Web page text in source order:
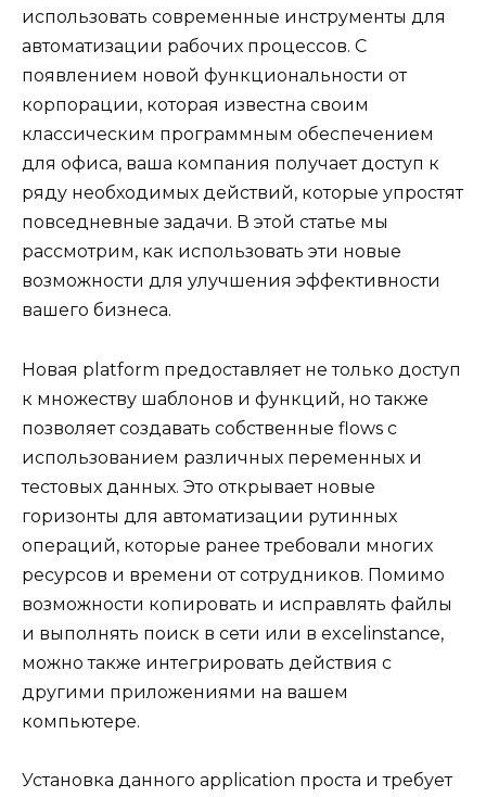
использовать современные инструменты для
автоматизации рабочих процессов. С
появлением новой функциональности от
корпорации, которая известна своим
классическим программным обеспечением
для офиса, ваша компания получает доступ к
ряду необходимых действий, которые упростят
повседневные задачи. В этой статье мы
рассмотрим, как использовать эти новые
возможности для улучшения эффективности
вашего бизнеса.
Новая platform предоставляет не только доступ
к множеству шаблонов и функций, но также
позволяет создавать собственные flows с
использованием различных переменных и
тестовых данных. Это открывает новые
горизонты для автоматизации рутинных
операций, которые ранее требовали многих
ресурсов и времени от сотрудников. Помимо
возможности копировать и исправлять файлы
и выполнять поиск в сети или в excelinstance,
можно также интегрировать действия с
другими приложениями на вашем
компьютере.
Установка данного application проста и требует